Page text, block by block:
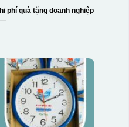
phí quà tặng doanh nghiệp